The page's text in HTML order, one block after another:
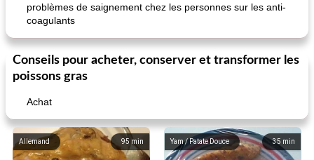
problèmes de saignement chez les personnes sur les anti-
coagulants
Conseils pour acheter, conserver et transformer les
poissons gras
Achat
95 min
Allemand 35 min
Yam / Patate Douce